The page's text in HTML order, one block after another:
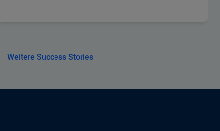
Weitere Success Stories